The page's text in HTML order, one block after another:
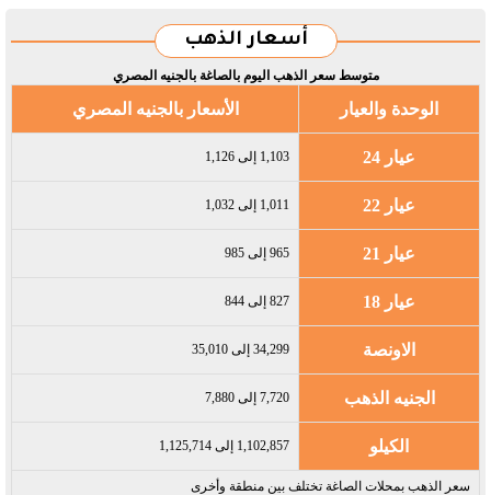
أسعار الذهب
متوسط سعر الذهب اليوم بالصاغة بالجنيه المصري
الوحدة والعيار الأسعار بالجنيه المصري
عيار 24 1,103 إلى 1,126
عيار 22 1,011 إلى 1,032
عيار 21 965 إلى 985
عيار 18 827 إلى 844
الاونصة 34,299 إلى 35,010
الجنيه الذهب 7,720 إلى 7,880
الكيلو 1,102,857 إلى 1,125,714
سعر الذهب بمحلات الصاغة تختلف بين منطقة وأخرى